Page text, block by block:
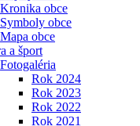
Kronika obce
Symboly obce
Mapa obce
a šport
Fotogaléria
Rok 2024
Rok 2023
Rok 2022
Rok 2021